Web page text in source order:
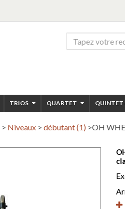
TRIOS QUARTET QUINTET
> Niveaux > débutant (1) >OH